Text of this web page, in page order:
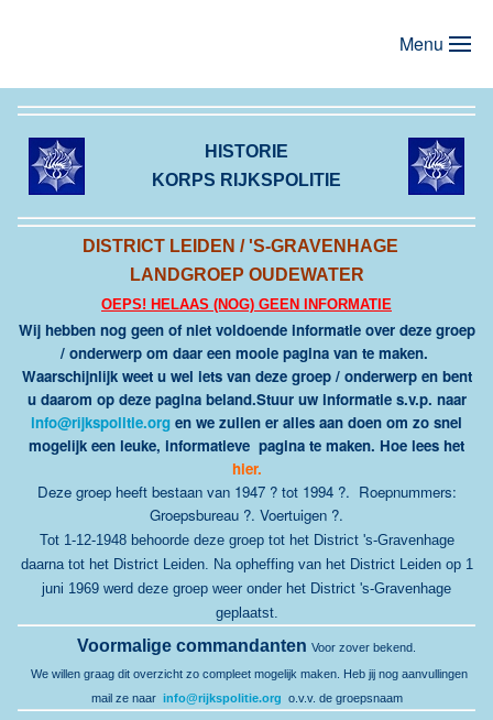
Menu
HISTORIE
KORPS RIJKSPOLITIE
DISTRICT LEIDEN / 'S-GRAVENHAGE
LANDGROEP OUDEWATER
OEPS! HELAAS (NOG) GEEN INFORMATIE
Wij hebben nog geen of niet voldoende informatie over deze groep
/ onderwerp om daar een mooie pagina van te maken.
Waarschijnlijk weet u wel iets van deze groep / onderwerp en bent
u daarom op deze pagina beland.Stuur uw informatie s.v.p. naar
info@rijkspolitie.org en we zullen er alles aan doen om zo snel
mogelijk een leuke, informatieve pagina te maken. Hoe lees het
hier.
Deze groep heeft bestaan van 1947 ? tot 1994 ?. Roepnummers:
Groepsbureau ?. Voertuigen ?.
Tot 1-12-1948 behoorde deze groep tot het District 's-Gravenhage
daarna tot het District Leiden. Na opheffing van het District Leiden op 1
juni 1969 werd deze groep weer onder het District 's-Gravenhage
geplaatst.
Voormalige commandanten Voor zover bekend.
We willen graag dit overzicht zo compleet mogelijk maken. Heb jij nog aanvullingen
mail ze naar info@rijkspolitie.org o.v.v. de groepsnaam